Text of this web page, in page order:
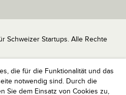
die für die Funktionalität und das
notwendig sind. Durch die
Sie dem Einsatz von Cookies zu,
Schweizer Startups. Alle Rechte